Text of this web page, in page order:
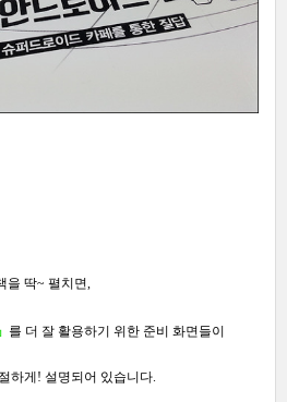
을 딱~ 펼치면,
를 더 잘 활용하기 위한 준비 화면들이
하게! 설명되어 있습니다.